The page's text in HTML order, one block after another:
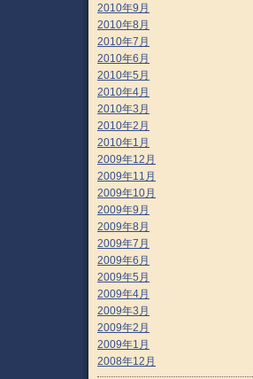
2010年9月
2010年8月
2010年7月
2010年6月
2010年5月
2010年4月
2010年3月
2010年2月
2010年1月
2009年12月
2009年11月
2009年10月
2009年9月
2009年8月
2009年7月
2009年6月
2009年5月
2009年4月
2009年3月
2009年2月
2009年1月
2008年12月